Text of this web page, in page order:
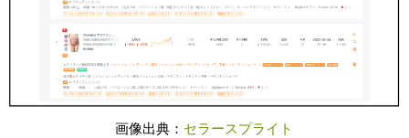
画像出典： セラースプライト